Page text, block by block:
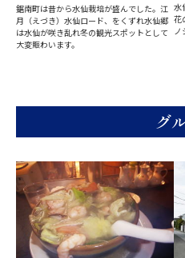
鋸南町は昔から水仙栽培が盛んでした。江
月（えづき）水仙ロード、をくずれ水仙郷
は水仙が咲き乱れ冬の観光スポットとして
大変賑わいます。
水
花
ノ
グ